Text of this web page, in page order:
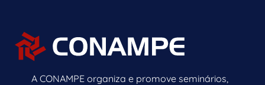
A CONAMPE organiza e promove seminários,